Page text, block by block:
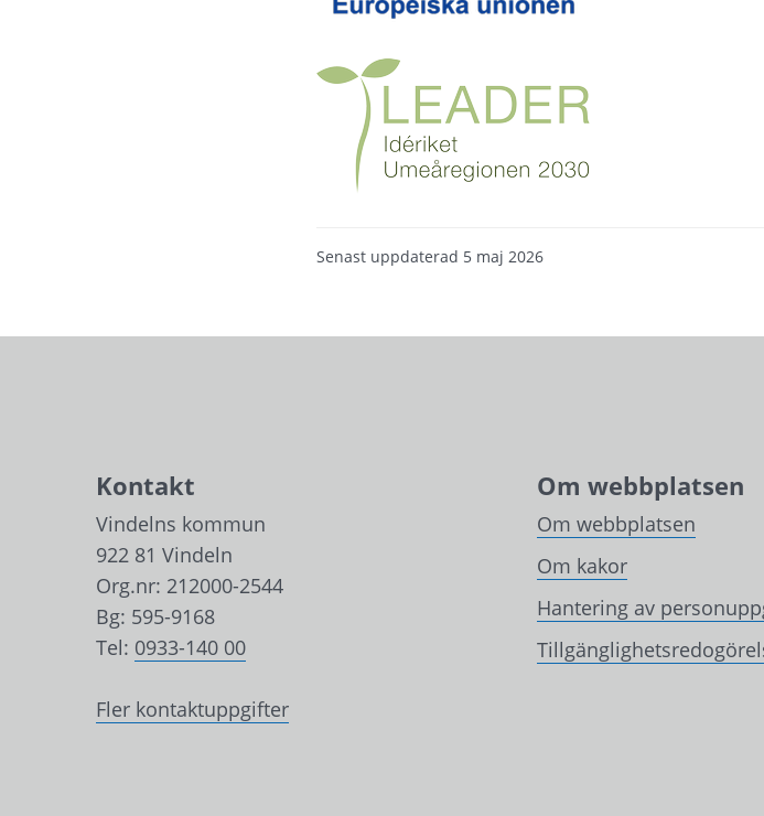
Senast uppdaterad 5 maj 2026
Kontakt
Vindelns kommun
922 81 Vindeln
Org.nr: 212000-2544
Bg: 595-9168
Tel: 0933-140 00
Fler kontaktuppgifter
Om webbplatsen
Om webbplatsen
Om kakor
Hantering av